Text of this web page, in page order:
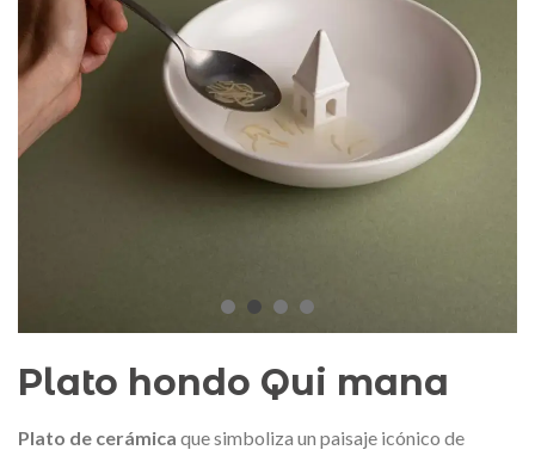
Plato hondo Qui mana
Plato de cerámica que simboliza un paisaje icónico de
conmemorativa Gaudí 2026
Mochila Stivibags